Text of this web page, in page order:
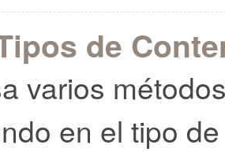
de
varios
en el tipo